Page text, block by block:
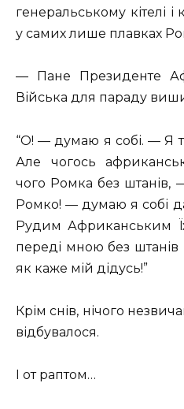
генеральському кітелі і
у самих лише плавках
— Пане Президенте
Війська для параду
“О! — думаю я собі. — Я
Але чогось
чого Ромка без штанів,
Ромко! — думаю я собі
Рудим Африканським
переді мною без штанів
як каже мій дідусь!”
Крім снів, нічого
відбувалося.
І от раптом…